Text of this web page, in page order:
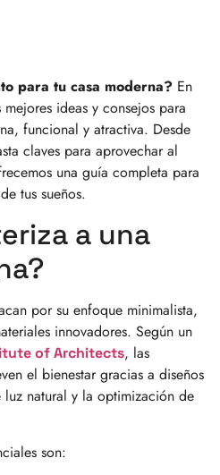
para tu casa moderna? En
ideas y consejos para
funcional y atractiva. Desde
claves para aprovechar al
una guía completa para
tus sueños.
a una
por su enfoque minimalista,
innovadores. Según un
of Architects, las
el bienestar gracias a diseños
natural y la optimización de
son: